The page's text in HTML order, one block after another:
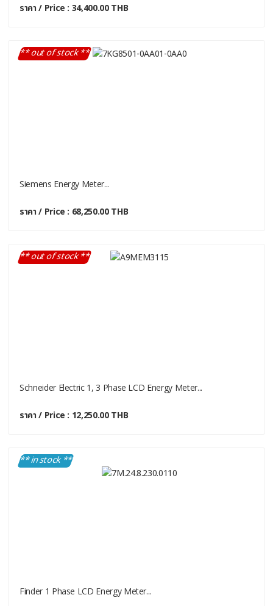
ราคา / Price : 34,400.00 THB
** out of stock **
Siemens Energy Meter...
ราคา / Price : 68,250.00 THB
** out of stock **
Schneider Electric 1, 3 Phase LCD Energy Meter...
ราคา / Price : 12,250.00 THB
** in stock **
Finder 1 Phase LCD Energy Meter...